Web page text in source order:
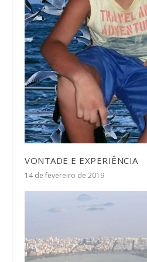
VONTADE E EXPERIÊNCIA
14 de fevereiro de 2019